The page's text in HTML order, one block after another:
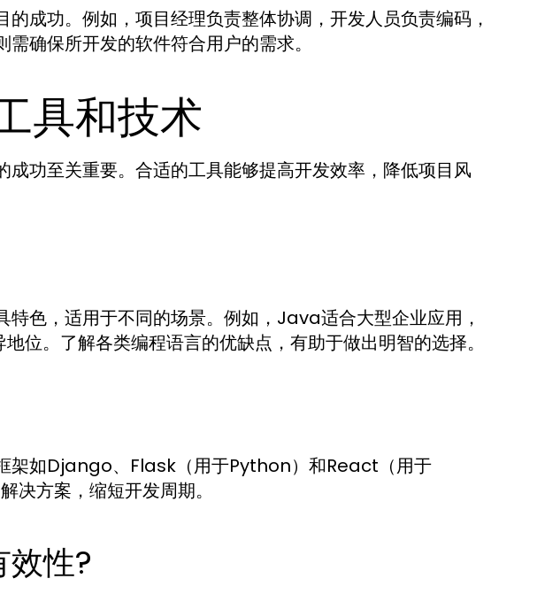
成功。例如，项目经理负责整体协调，开发人员负责编码，
确保所开发的软件符合用户的需求。
具和技术
功至关重要。合适的工具能够提高开发效率，降低项目风
色，适用于不同的场景。例如，Java适合大型企业应用，
。了解各类编程语言的优缺点，有助于做出明智的选择。
架如Django、Flask（用于Python）和React（用于
方案，缩短开发周期。
性?